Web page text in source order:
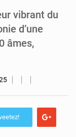
Niamey : Mohamed Toumba enchaîne les audiences
vibrant du
d’une
âmes,